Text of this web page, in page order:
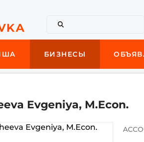
БИЗНЕСЫ
Evgeniya, M.Econ.